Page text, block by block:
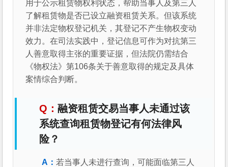
用于公示租赁物权利状态，帮助当事人及第三人
了解租赁物是否已设立融资租赁关系。但该系统
并非法定物权登记机关，其登记不产生物权变动
效力。在司法实践中，登记信息可作为对抗第三
人善意取得主张的重要证据，但法院仍需结合
《物权法》第106条关于善意取得的规定及具体
案情综合判断。
融资租赁交易当事人未通过该
系统查询租赁物登记有何法律风
险？
若当事人未进行查询，可能面临第三人